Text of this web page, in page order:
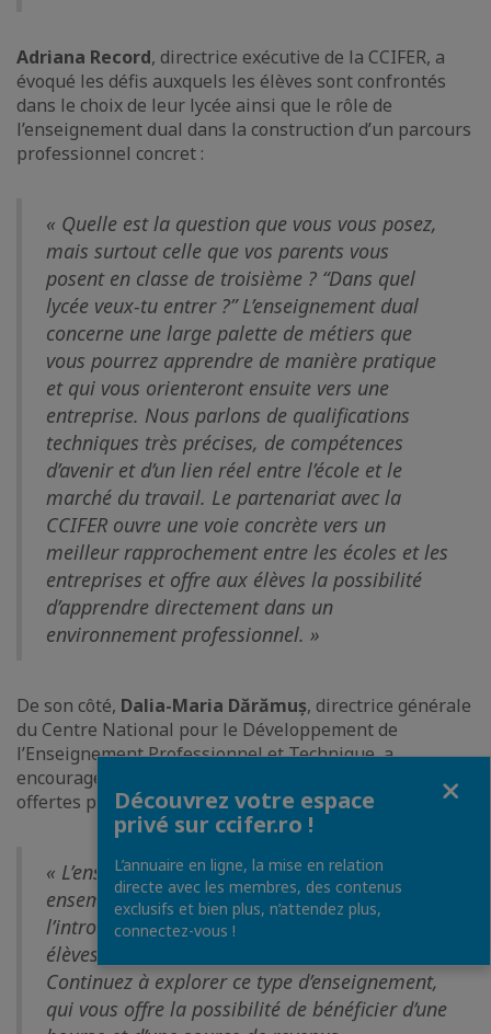
Adriana Record, directrice exécutive de la CCIFER, a
évoqué les défis auxquels les élèves sont confrontés
dans le choix de leur lycée ainsi que le rôle de
l’enseignement dual dans la construction d’un parcours
professionnel concret :
« Quelle est la question que vous vous posez,
mais surtout celle que vos parents vous
posent en classe de troisième ? “Dans quel
lycée veux-tu entrer ?” L’enseignement dual
concerne une large palette de métiers que
vous pourrez apprendre de manière pratique
et qui vous orienteront ensuite vers une
entreprise. Nous parlons de qualifications
techniques très précises, de compétences
d’avenir et d’un lien réel entre l’école et le
marché du travail. Le partenariat avec la
CCIFER ouvre une voie concrète vers un
meilleur rapprochement entre les écoles et les
entreprises et offre aux élèves la possibilité
d’apprendre directement dans un
environnement professionnel. »
De son côté, Dalia-Maria Dărămuș, directrice générale
du Centre National pour le Développement de
l’Enseignement Professionnel et Technique, a
encouragé les élèves à explorer les opportunités
offertes par ce système éducatif :
« L’enseignement dual, c’est la force du “faire
ensemble”. Nous travaillons à la révision et à
l’introduction de nouvelles qualifications. Les
élèves d’aujourd’hui ne sont plus ceux d’hier.
Continuez à explorer ce type d’enseignement,
qui vous offre la possibilité de bénéficier d’une
Découvrez votre espace
privé sur ccifer.ro !
L’annuaire en ligne, la mise en relation
directe avec les membres, des contenus
exclusifs et bien plus, n’attendez plus,
connectez-vous !